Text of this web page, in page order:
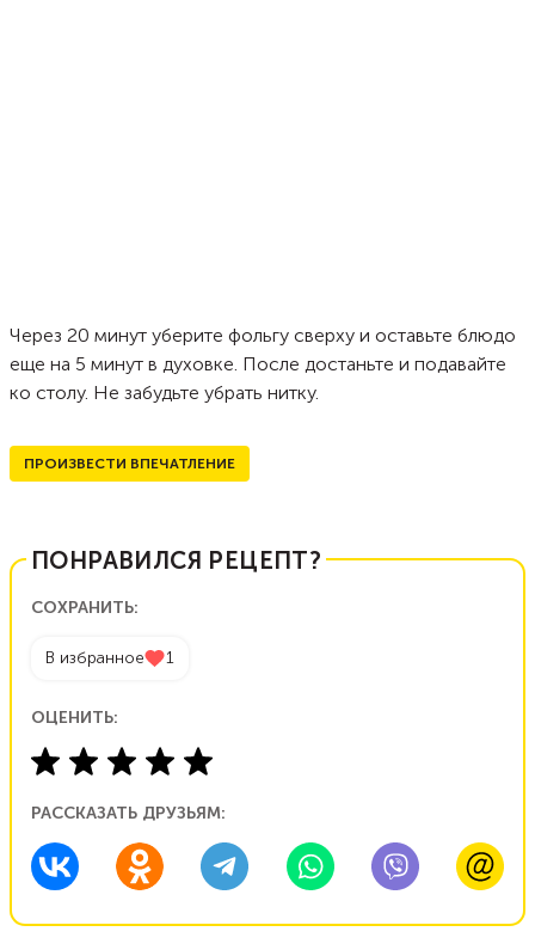
Через 20 минут уберите фольгу сверху и оставьте блюдо
еще на 5 минут в духовке. После достаньте и подавайте
ко столу. Не забудьте убрать нитку.
ПРОИЗВЕСТИ ВПЕЧАТЛЕНИЕ
ПОНРАВИЛСЯ РЕЦЕПТ?
СОХРАНИТЬ:
В избранное 1
ОЦЕНИТЬ:
РАССКАЗАТЬ ДРУЗЬЯМ: